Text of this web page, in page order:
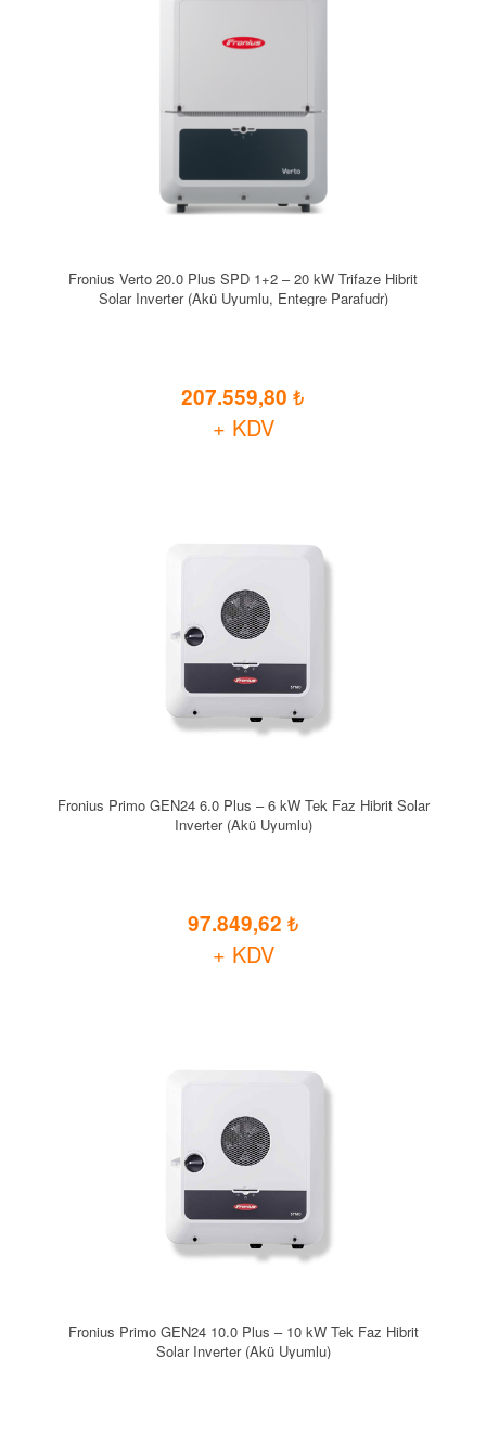
Fronius Verto 20.0 Plus SPD 1+2 – 20 kW Trifaze Hibrit
Solar Inverter (Akü Uyumlu, Entegre Parafudr)
207.559,80
+ KDV
Fronius Primo GEN24 6.0 Plus – 6 kW Tek Faz Hibrit Solar
Inverter (Akü Uyumlu)
97.849,62
+ KDV
Fronius Primo GEN24 10.0 Plus – 10 kW Tek Faz Hibrit
Solar Inverter (Akü Uyumlu)